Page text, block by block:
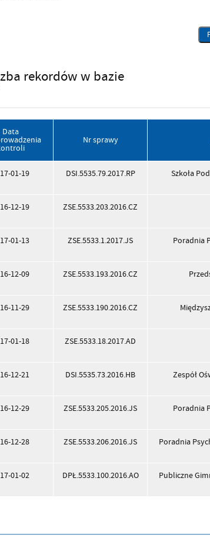
rekordów w bazie
Data
Nr sprawy
01-19 DSI.5535.79.2017.RP Szkoła
12-19 ZSE.5533.203.2016.CZ
01-13 ZSE.5533.1.2017.JS Poradnia
12-09 ZSE.5533.193.2016.CZ
11-29 ZSE.5533.190.2016.CZ
01-18 ZSE.5533.18.2017.AD
12-21 DSI.5535.73.2016.HB Zespół
12-29 ZSE.5533.205.2016.JS Poradnia
12-28 ZSE.5533.206.2016.JS Poradnia
01-02 DPŁ.5533.100.2016.AO Publiczne